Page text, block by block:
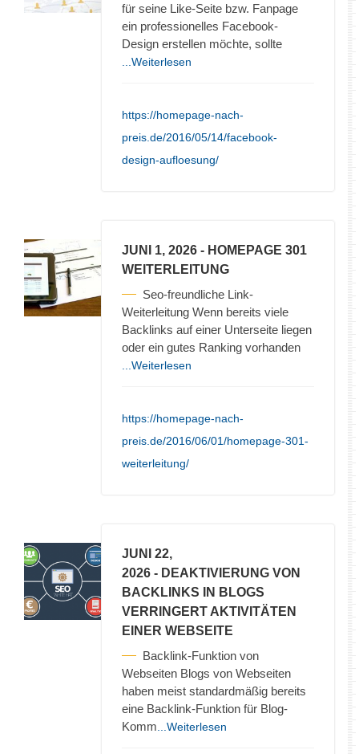
für seine Like-Seite bzw. Fanpage
ein professionelles Facebook-
Design erstellen möchte, sollte
...Weiterlesen
https://homepage-nach-
preis.de/2016/05/14/facebook-
design-aufloesung/
JUNI 1, 2026 - HOMEPAGE 301
WEITERLEITUNG
Seo-freundliche Link-
Weiterleitung Wenn bereits viele
Backlinks auf einer Unterseite liegen
oder ein gutes Ranking vorhanden
...Weiterlesen
https://homepage-nach-
preis.de/2016/06/01/homepage-301-
weiterleitung/
JUNI 22,
2026 - DEAKTIVIERUNG VON
BACKLINKS IN BLOGS
VERRINGERT AKTIVITÄTEN
EINER WEBSEITE
Backlink-Funktion von
Webseiten Blogs von Webseiten
haben meist standardmäßig bereits
eine Backlink-Funktion für Blog-
Komm ...Weiterlesen